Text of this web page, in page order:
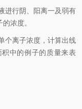
进行阴、阳离一及弱有
浓度。
个离子浓度，计算出线
中的例子的质量来表